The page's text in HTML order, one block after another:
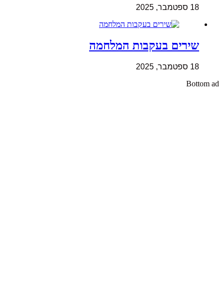
18 ספטמבר, 2025
שירים בעקבות המלחמה
18 ספטמבר, 2025
Bottom ad